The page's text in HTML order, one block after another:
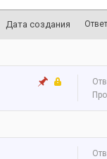
Дата создания